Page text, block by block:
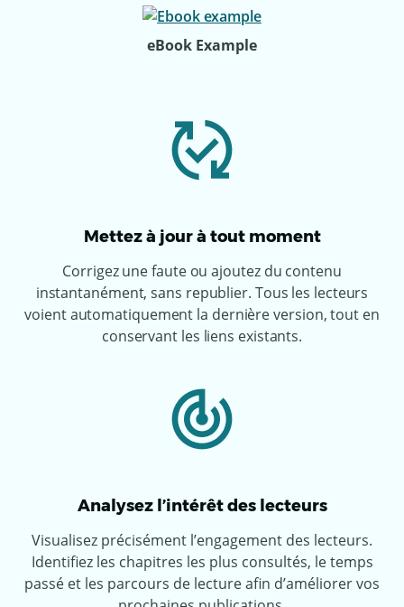
eBook Example
Mettez à jour à tout moment
Corrigez une faute ou ajoutez du contenu
instantanément, sans republier. Tous les lecteurs
voient automatiquement la dernière version, tout en
conservant les liens existants.
Analysez l’intérêt des lecteurs
Visualisez précisément l’engagement des lecteurs.
Identifiez les chapitres les plus consultés, le temps
passé et les parcours de lecture afin d’améliorer vos